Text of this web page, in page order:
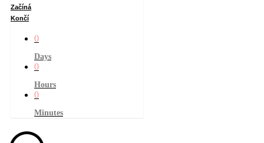
Začíná
Končí
0
Days
0
Hours
0
Minutes